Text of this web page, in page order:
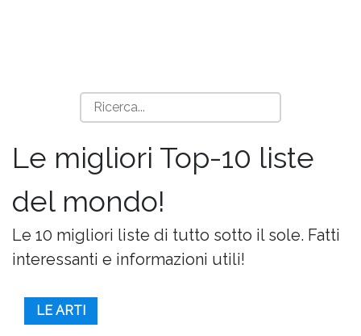
Le migliori Top-10 liste
del mondo!
Le 10 migliori liste di tutto sotto il sole. Fatti
interessanti e informazioni utili!
LE ARTI